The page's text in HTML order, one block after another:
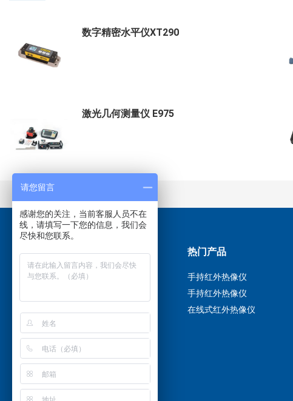
数字精密水平仪XT290
激光几何测量仪 E975
关于我们
关于我们
解决方案
站点地图
热门产品
手持红外热像仪
手持红外热像仪
在线式红外热像仪
请您留言
感谢您的关注，当前客服人员不在
线，请填写一下您的信息，我们会
尽快和您联系。